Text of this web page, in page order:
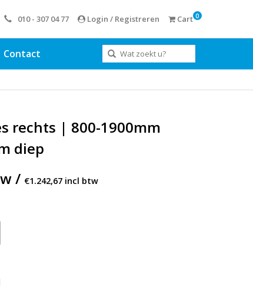
010 - 307 04 77 Login / Registreren Cart 0
Contact
rechts | 800-1900mm
diep
/ €1.242,67 incl btw